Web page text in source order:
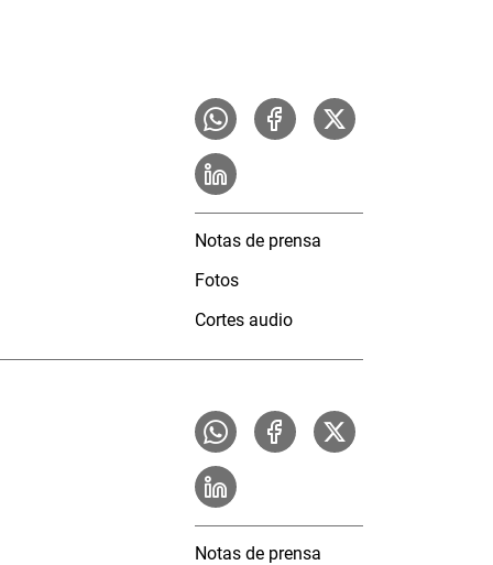
Notas de prensa
Fotos
Cortes audio
Notas de prensa